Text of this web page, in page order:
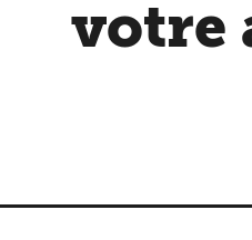
votre